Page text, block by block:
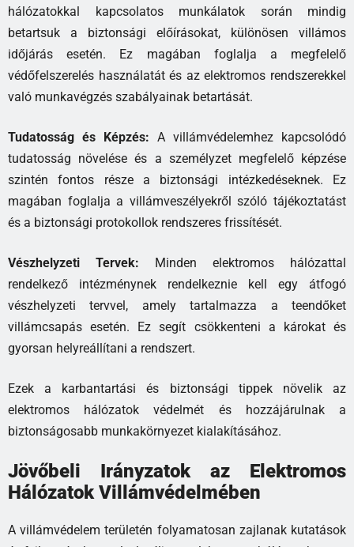
hálózatokkal kapcsolatos munkálatok során mindig
betartsuk a biztonsági előírásokat, különösen villámos
időjárás esetén. Ez magában foglalja a megfelelő
védőfelszerelés használatát és az elektromos rendszerekkel
való munkavégzés szabályainak betartását.
Tudatosság és Képzés: A villámvédelemhez kapcsolódó
tudatosság növelése és a személyzet megfelelő képzése
szintén fontos része a biztonsági intézkedéseknek. Ez
magában foglalja a villámveszélyekről szóló tájékoztatást
és a biztonsági protokollok rendszeres frissítését.
Vészhelyzeti Tervek: Minden elektromos hálózattal
rendelkező intézménynek rendelkeznie kell egy átfogó
vészhelyzeti tervvel, amely tartalmazza a teendőket
villámcsapás esetén. Ez segít csökkenteni a károkat és
gyorsan helyreállítani a rendszert.
Ezek a karbantartási és biztonsági tippek növelik az
elektromos hálózatok védelmét és hozzájárulnak a
biztonságosabb munkakörnyezet kialakításához.
Jövőbeli Irányzatok az Elektromos
Hálózatok Villámvédelmében
A villámvédelem területén folyamatosan zajlanak kutatások